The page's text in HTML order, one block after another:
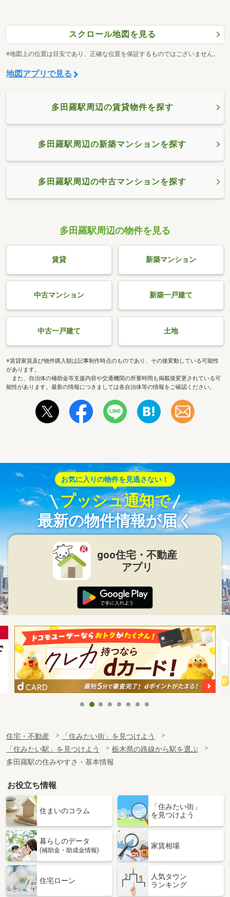
スクロール地図を見る
※地図上の位置は目安であり、正確な位置を保証するものではございません。
地図アプリで見る
多田羅駅周辺の賃貸物件を探す
多田羅駅周辺の新築マンションを探す
多田羅駅周辺の中古マンションを探す
多田羅駅周辺の物件を見る
賃貸 新築マンション
中古マンション 新築一戸建て
中古一戸建て 土地
※賃貸家賃及び物件購入額は記事制作時点のものであり、その後変動している可能性
があります。
また、自治体の補助金等支援内容や交通機関の所要時間も掲載後変更されている可
能性があります。最新の情報につきましては各自治体等の情報をご確認ください。
お気に入りの物件を見逃さない！
プッシュ通知で
最新の物件情報が届く
goo住宅・不動産
アプリ
住宅・不動産
「住みたい街」を見つけよう
「住みたい駅」を見つけよう
栃木県の路線から駅を選ぶ
多田羅駅の住みやすさ・基本情報
お役立ち情報
住まいのコラム
「住みたい街」
を見つけよう
暮らしのデータ
(補助金・助成金情報)
家賃相場
住宅ローン
人気タウン
ランキング